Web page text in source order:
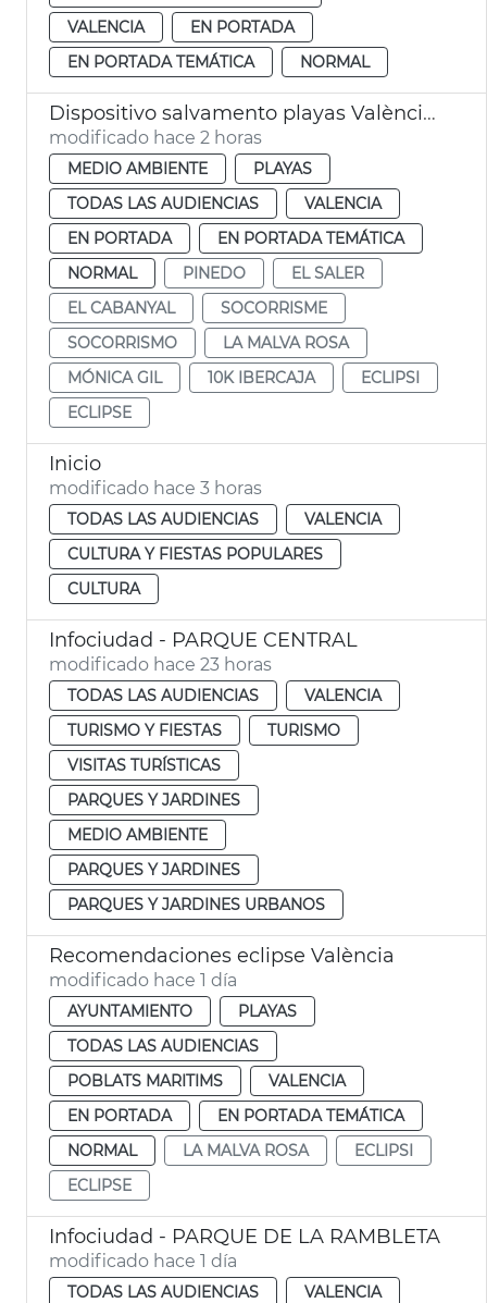
VALENCIA
EN PORTADA
EN PORTADA TEMÁTICA
NORMAL
Dispositivo salvamento playas València eclipse
modificado hace 2 horas
MEDIO AMBIENTE
PLAYAS
TODAS LAS AUDIENCIAS
VALENCIA
EN PORTADA
EN PORTADA TEMÁTICA
NORMAL
PINEDO
EL SALER
EL CABANYAL
SOCORRISME
SOCORRISMO
LA MALVA ROSA
MÓNICA GIL
10K IBERCAJA
ECLIPSI
ECLIPSE
Inicio
modificado hace 3 horas
TODAS LAS AUDIENCIAS
VALENCIA
CULTURA Y FIESTAS POPULARES
CULTURA
Infociudad - PARQUE CENTRAL
modificado hace 23 horas
TODAS LAS AUDIENCIAS
VALENCIA
TURISMO Y FIESTAS
TURISMO
VISITAS TURÍSTICAS
PARQUES Y JARDINES
MEDIO AMBIENTE
PARQUES Y JARDINES
PARQUES Y JARDINES URBANOS
Recomendaciones eclipse València
modificado hace 1 día
AYUNTAMIENTO
PLAYAS
TODAS LAS AUDIENCIAS
POBLATS MARITIMS
VALENCIA
EN PORTADA
EN PORTADA TEMÁTICA
NORMAL
LA MALVA ROSA
ECLIPSI
ECLIPSE
Infociudad - PARQUE DE LA RAMBLETA
modificado hace 1 día
TODAS LAS AUDIENCIAS
VALENCIA